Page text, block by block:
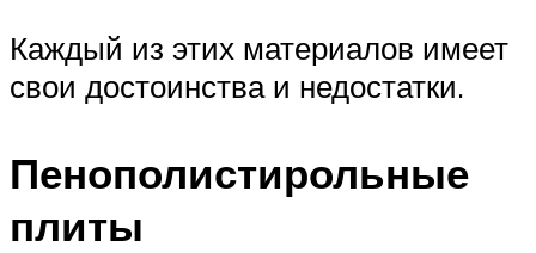
Каждый из этих материалов имеет
свои достоинства и недостатки.
Пенополистирольные
плиты